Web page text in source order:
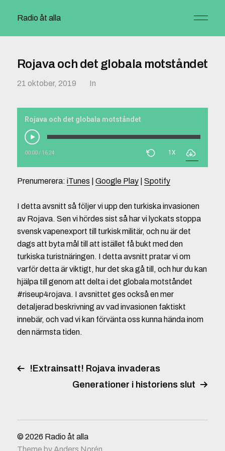
Radio åt alla
Rojava och det globala motståndet
21 oktober, 2019 In
Rojava och det globala motståndet
00:00/ 16:24 1X
Prenumerera: iTunes Google Play| Spotify
I detta avsnitt så följer vi upp den turkiska invasionen
av Rojava. Sen vi hördes sist så har vi lyckats stoppa
svensk vapenexport till turkisk militär, och nu är det
dags att byta mål till att istället få bukt med den
turkiska turistnäringen. I detta avsnitt pratar vi om
varför detta är viktigt, hur det ska gå till, och hur du kan
hjälpa till genom att delta i det globala motståndet
#riseup4rojava. I avsnittet ges också en mer
detaljerad beskrivning av vad invasionen faktiskt
innebär, och vad vi kan förvänta oss kunna hända inom
den närmsta tiden.
!Extrainsatt! Rojava invaderas
Generationer i historiens slut
© 2026 Radio åt alla
Theme by Anders Norén